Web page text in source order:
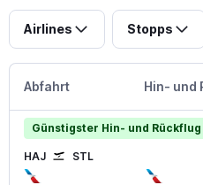
Airlines Stopps
Abfahrt Hin- und
Günstigster Hin- und Rückflug
HAJ STL